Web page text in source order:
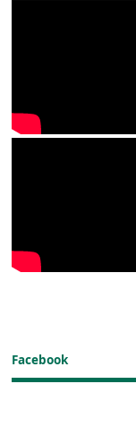
Facebook